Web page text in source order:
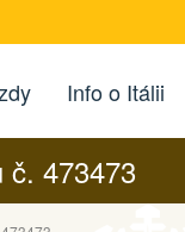
Info o Itálii
č. 473473